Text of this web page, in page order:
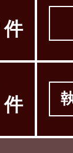
件
件